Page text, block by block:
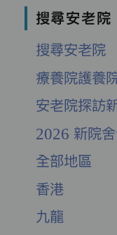
搜尋安老院
搜尋安老院
療養院護養
安老院探訪
2026 新院
全部地區
香港
九龍